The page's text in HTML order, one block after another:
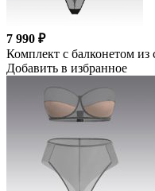
7 990 ₽
Комплект c балконетом из
Добавить в избранное